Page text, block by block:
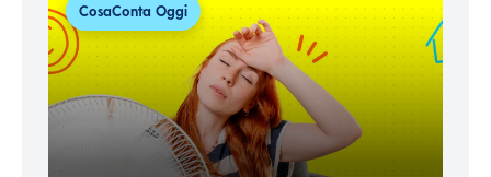
CosaConta Oggi